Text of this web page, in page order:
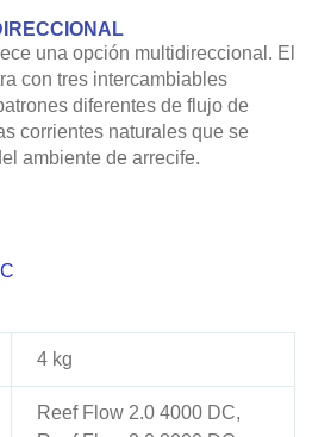
una opción multidireccional. El
con tres intercambiables
diferentes de flujo de
corrientes naturales que se
ambiente de arrecife.
4 kg
Reef Flow 2.0 4000 DC,